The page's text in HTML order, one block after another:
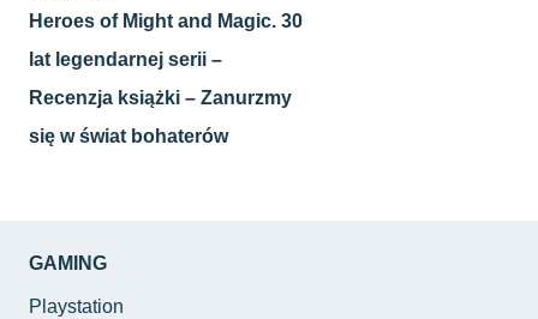
Heroes of Might and Magic. 30
lat legendarnej serii –
Recenzja książki – Zanurzmy
się w świat bohaterów
GAMING
Playstation